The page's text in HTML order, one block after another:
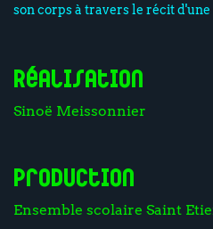
son corps à travers le récit
Réalisation
Sinoë Meissonnier
Production
Ensemble scolaire Saint